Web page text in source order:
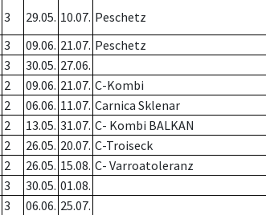
3 29.05. 10.07. Peschetz
3 09.06. 21.07. Peschetz
3 30.05. 27.06.
2 09.06. 21.07. C-Kombi
2 06.06. 11.07. Carnica Sklenar
2 13.05. 31.07. C- Kombi BALKAN
2 26.05. 20.07. C-Troiseck
2 26.05. 15.08. C- Varroatoleranz
3 30.05. 01.08.
3 06.06. 25.07.